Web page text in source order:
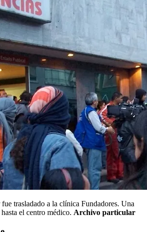
trasladado a la clínica Fundadores. Una
el centro médico. Archivo particular